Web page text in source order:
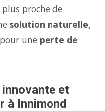
plus proche de
solution naturelle,
pour une perte de
et
à Innimond